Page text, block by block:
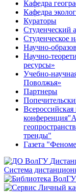
Кафедра
Кафедра
Кураторы
Студенческий
Студенческое
Научно-
Научно-
ресурсы»
Учебно-
Поволжья»
Партнеры
Всероссийская
тренды"
Газета
Система